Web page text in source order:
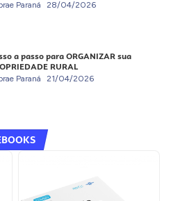
Paraná 28/04/2026
a passo para ORGANIZAR sua
RURAL
Paraná 21/04/2026